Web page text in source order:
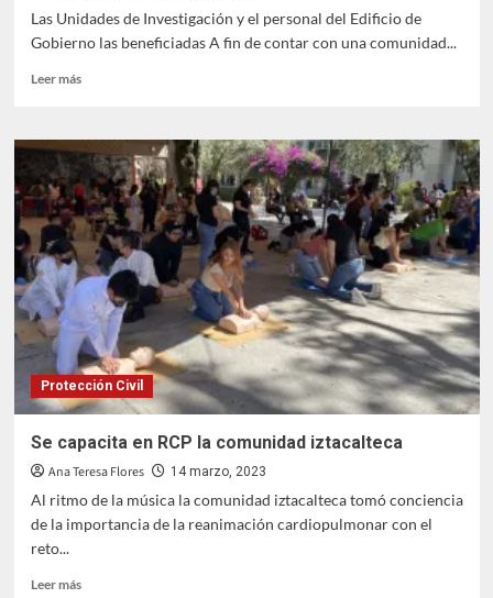
Las Unidades de Investigación y el personal del Edificio de
Gobierno las beneficiadas A fin de contar con una comunidad...
Leer másLeer
Protección
Civil
capacita
en
Soporte
Vital
Básico
a
personal
administrativo
Protección Civil
Se capacita en RCP la comunidad iztacalteca
Ana Teresa Flores 14 marzo, 2023
Al ritmo de la música la comunidad iztacalteca tomó conciencia
de la importancia de la reanimación cardiopulmonar con el
reto...
Leer másLeer